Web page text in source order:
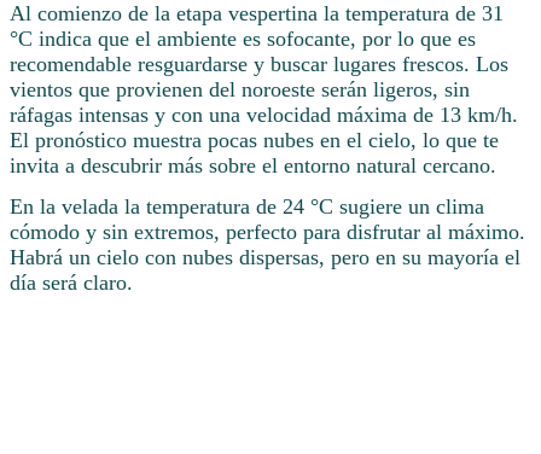
Al comienzo de la etapa vespertina la temperatura de 31
°C indica que el ambiente es sofocante, por lo que es
recomendable resguardarse y buscar lugares frescos. Los
vientos que provienen del noroeste serán ligeros, sin
ráfagas intensas y con una velocidad máxima de 13 km/h.
El pronóstico muestra pocas nubes en el cielo, lo que te
invita a descubrir más sobre el entorno natural cercano.
En la velada la temperatura de 24 °C sugiere un clima
cómodo y sin extremos, perfecto para disfrutar al máximo.
Habrá un cielo con nubes dispersas, pero en su mayoría el
día será claro.